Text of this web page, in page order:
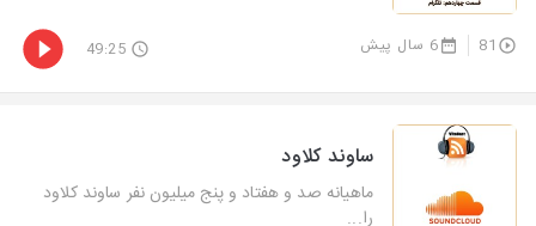
81 6 سال پیش 49:25
ساوند کلاود
ماهیانه صد و هفتاد و پنج میلیون نفر ساوند کلاود
را...